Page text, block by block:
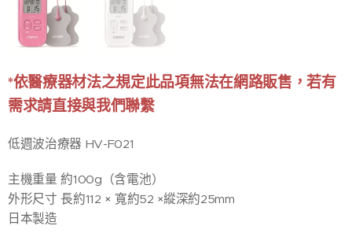
*依醫療器材法之規定此品項無法在網路販售，若有
需求請直接與我們聯繫
低週波治療器 HV-F021
主機重量 約100g（含電池）
外形尺寸 長約112 × 寬約52 ×縱深約25mm
日本製造